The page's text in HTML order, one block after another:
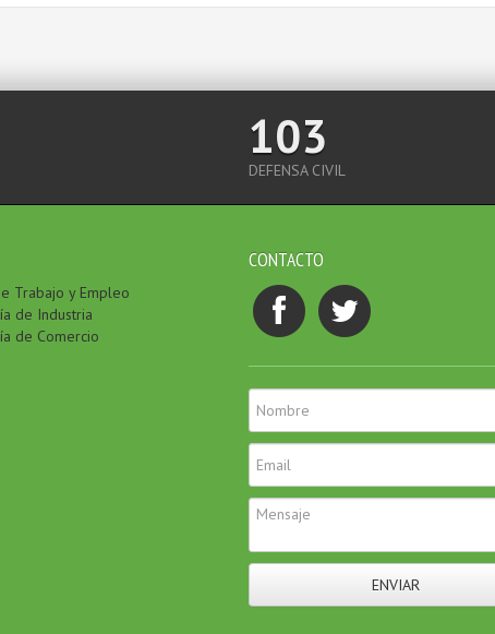
103
DEFENSA CIVIL
Trabajo y Empleo
de Industria
de Comercio
CONTACTO
ENVIAR